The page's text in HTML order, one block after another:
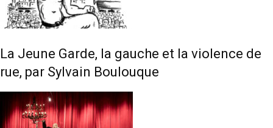
La Jeune Garde, la gauche et la violence de
rue, par Sylvain Boulouque